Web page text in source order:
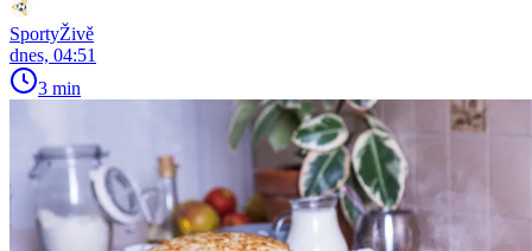
SportyŽivě
dnes, 04:51
3 min